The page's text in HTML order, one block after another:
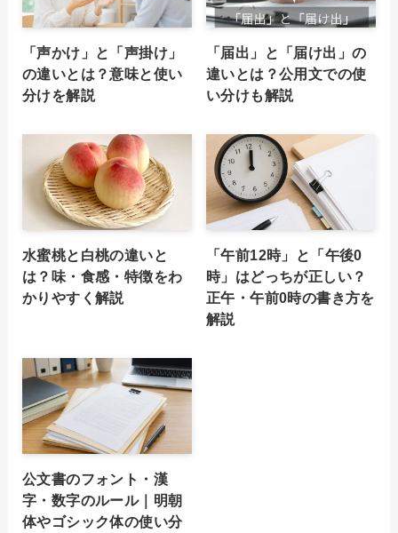
「声かけ」と「声掛け」
の違いとは？意味と使い
分けを解説
「届出」と「届け出」の
違いとは？公用文での使
い分けも解説
水蜜桃と白桃の違いと
は？味・食感・特徴をわ
かりやすく解説
「午前12時」と「午後0
時」はどっちが正しい？
正午・午前0時の書き方を
解説
公文書のフォント・漢
字・数字のルール｜明朝
体やゴシック体の使い分